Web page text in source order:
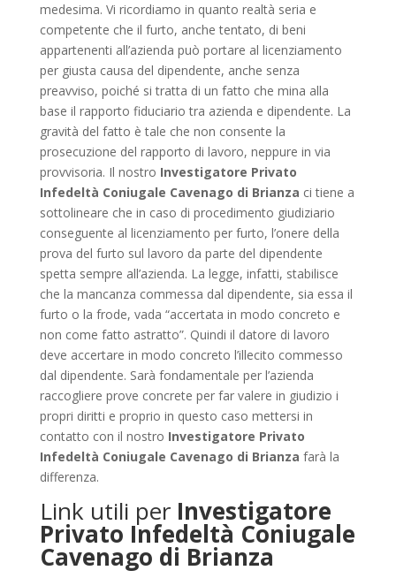
medesima. Vi ricordiamo in quanto realtà seria e
competente che il furto, anche tentato, di beni
appartenenti all’azienda può portare al licenziamento
per giusta causa del dipendente, anche senza
preavviso, poiché si tratta di un fatto che mina alla
base il rapporto fiduciario tra azienda e dipendente. La
gravità del fatto è tale che non consente la
prosecuzione del rapporto di lavoro, neppure in via
provvisoria. Il nostro Investigatore Privato
Infedeltà Coniugale Cavenago di Brianza ci tiene a
sottolineare che in caso di procedimento giudiziario
conseguente al licenziamento per furto, l’onere della
prova del furto sul lavoro da parte del dipendente
spetta sempre all’azienda. La legge, infatti, stabilisce
che la mancanza commessa dal dipendente, sia essa il
furto o la frode, vada “accertata in modo concreto e
non come fatto astratto”. Quindi il datore di lavoro
deve accertare in modo concreto l’illecito commesso
dal dipendente. Sarà fondamentale per l’azienda
raccogliere prove concrete per far valere in giudizio i
propri diritti e proprio in questo caso mettersi in
contatto con il nostro Investigatore Privato
Infedeltà Coniugale Cavenago di Brianza farà la
differenza.
Link utili per Investigatore
Privato Infedeltà Coniugale
Cavenago di Brianza